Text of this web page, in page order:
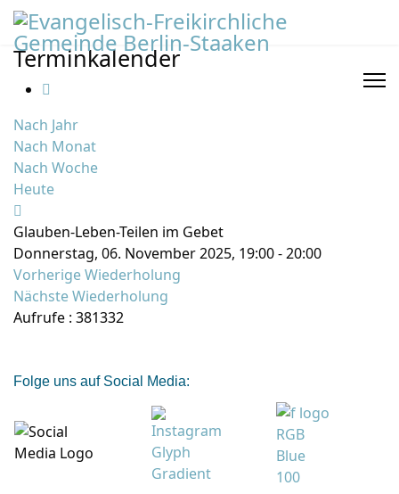
Terminkalender
Nach Jahr
Nach Monat
Nach Woche
Heute
Glauben-Leben-Teilen im Gebet
Donnerstag, 06. November 2025, 19:00 - 20:00
Vorherige Wiederholung
Nächste Wiederholung
Aufrufe : 381332
Folge uns auf Social Media: